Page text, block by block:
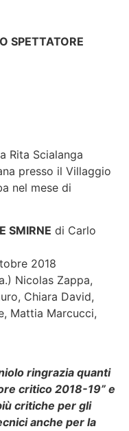
SPETTATORE
Rita Scialanga
presso il Villaggio
nel mese di
SMIRNE di Carlo
2018
Nicolas Zappa,
Chiara David,
Mattia Marcucci,
ringrazia quanti
critico 2018-19” e
critiche per gli
anche per la